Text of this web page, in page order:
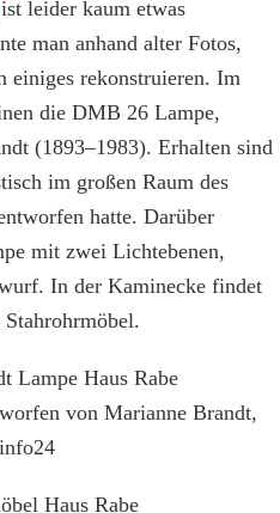
ist leider kaum etwas
man anhand alter Fotos,
einiges rekonstruieren. Im
die DMB 26 Lampe,
(1893–1983). Erhalten sind
im großen Raum des
hatte. Darüber
mit zwei Lichtebenen,
In der Kaminecke findet
von Marianne Brandt,